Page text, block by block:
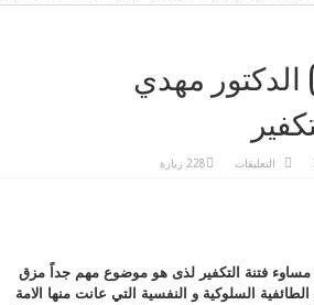
الدكتور مهدي
التعليقات
على
مهدي
الصميدعي
حول
228 زيارة
فتنة التكفير لذى هو موضوع مهم جداً مزق
السلوكية و النفسية التي عانت منها الامة